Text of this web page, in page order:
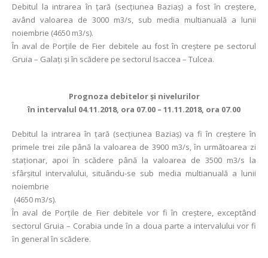
Debitul la intrarea în ţară (secţiunea Baziaş) a fost în creștere,
având valoarea de 3000 m3/s, sub media multianuală a lunii
noiembrie (4650 m3/s).
În aval de Porţile de Fier debitele au fost în creștere pe sectorul
Gruia – Galaţi și în scădere pe sectorul Isaccea – Tulcea.
Prognoza debitelor şi nivelurilor
în intervalul 04.11.2018, ora 07.00 – 11.11.2018, ora 07.00
Debitul la intrarea în ţară (secţiunea Baziaş) va fi în creștere în
primele trei zile până la valoarea de 3900 m3/s, ȋn următoarea zi
staţionar, apoi în scădere până la valoarea de 3500 m3/s la
sfârșitul intervalului, situându-se sub media multianuală a lunii
noiembrie
(4650 m3/s).
În aval de Porţile de Fier debitele vor fi în creștere, exceptând
sectorul Gruia – Corabia unde ȋn a doua parte a intervalului vor fi
ȋn general ȋn scădere.